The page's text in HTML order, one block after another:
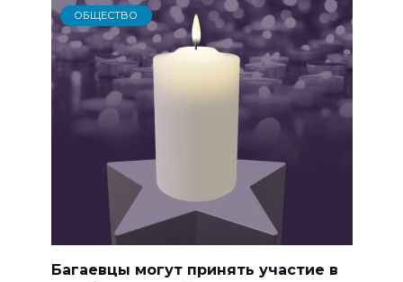
ОБЩЕСТВО
Багаевцы могут принять участие в